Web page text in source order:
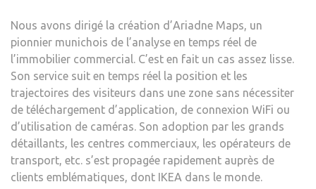
Nous avons dirigé la création d’Ariadne Maps, un
pionnier munichois de l’analyse en temps réel de
l’immobilier commercial. C’est en fait un cas assez lisse.
Son service suit en temps réel la position et les
trajectoires des visiteurs dans une zone sans nécessiter
de téléchargement d’application, de connexion WiFi ou
d’utilisation de caméras. Son adoption par les grands
détaillants, les centres commerciaux, les opérateurs de
transport, etc. s’est propagée rapidement auprès de
clients emblématiques, dont IKEA dans le monde.